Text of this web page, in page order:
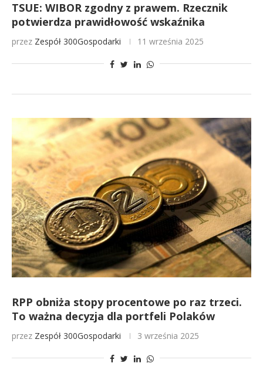
TSUE: WIBOR zgodny z prawem. Rzecznik
potwierdza prawidłowość wskaźnika
przez Zespół 300Gospodarki 11 września 2025
RPP obniża stopy procentowe po raz trzeci.
To ważna decyzja dla portfeli Polaków
przez Zespół 300Gospodarki 3 września 2025